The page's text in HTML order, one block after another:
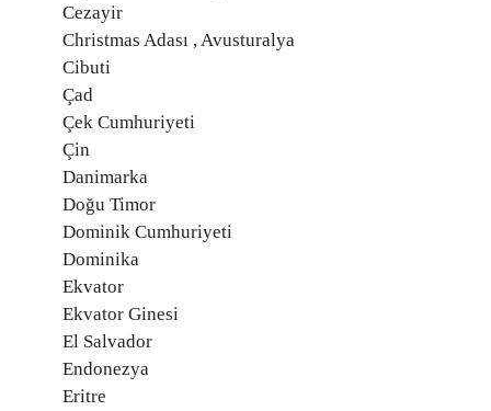
Cezayir
Christmas Adası , Avusturalya
Cibuti
Çad
Çek Cumhuriyeti
Çin
Danimarka
Doğu Timor
Dominik Cumhuriyeti
Dominika
Ekvator
Ekvator Ginesi
El Salvador
Endonezya
Eritre